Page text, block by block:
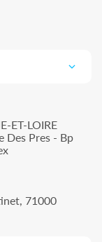
ET-LOIRE
Des Pres - Bp
71000